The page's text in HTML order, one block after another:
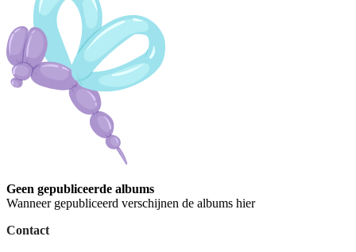
Geen gepubliceerde albums
Wanneer gepubliceerd verschijnen de albums hier
Contact